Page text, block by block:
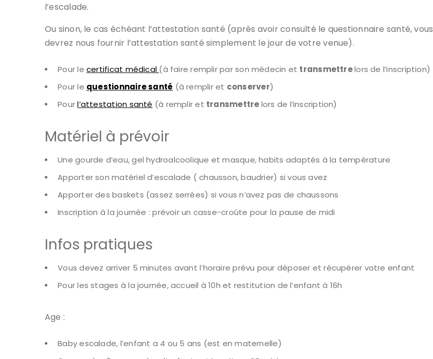
l’escalade.
Ou sinon, le cas échéant l’attestation santé (après avoir consulté le questionnaire santé, vous
devrez nous fournir l’attestation santé simplement le jour de votre venue).
Pour lecertificat médical (à faire remplir par son médecin et transmettrelors de l’inscription)
Pour le questionnaire santé (à remplir et conserver)
Pourl’attestation santé (à remplir et transmettrelors de l’inscription)
Matériel à prévoir
Une gourde d’eau, gel hydroalcoolique et masque, habits adaptés à la température
Apporter son matériel d’escalade ( chausson, baudrier) si vous avez
Apporter des baskets (assez serrées) si vous n’avez pas de chaussons
Inscription à la journée : prévoir un casse-croûte pour la pause de midi
Infos pratiques
Vous devez arriver 5 minutes avant l’horaire prévu pour déposer et récupérer votre enfant
Pour les stages à la journée, accueil à 10h et restitution de l’enfant à 16h
Age :
Baby escalade, l’enfant a 4 ou 5 ans (est en maternelle)